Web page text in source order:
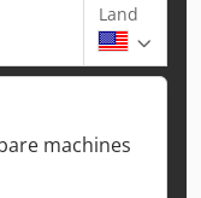
Land
machines